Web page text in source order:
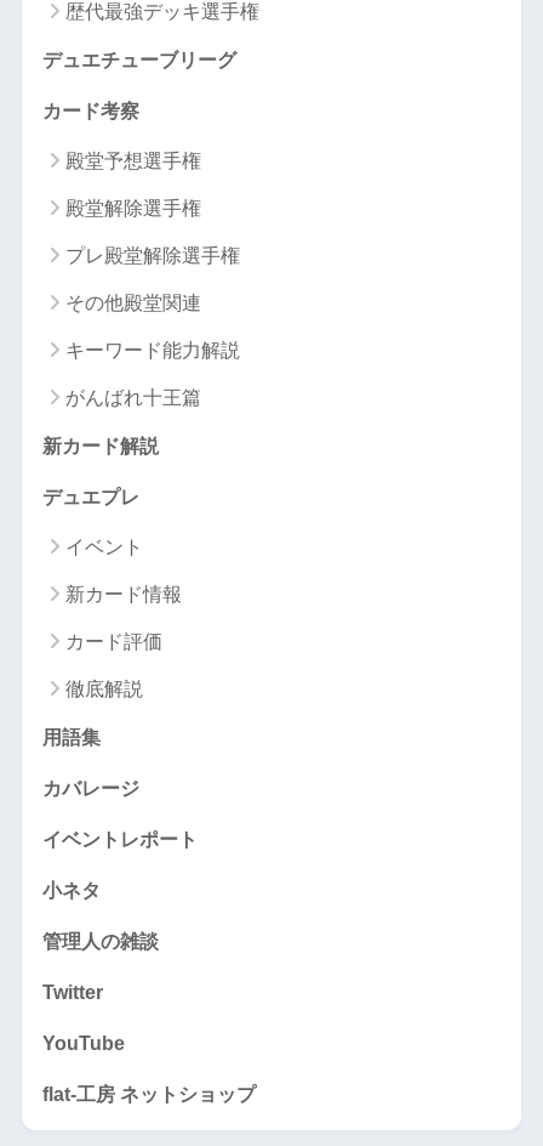
歴代最強デッキ選手権
デュエチューブリーグ
カード考察
殿堂予想選手権
殿堂解除選手権
プレ殿堂解除選手権
その他殿堂関連
キーワード能力解説
がんばれ十王篇
新カード解説
デュエプレ
イベント
新カード情報
カード評価
徹底解説
用語集
カバレージ
イベントレポート
小ネタ
管理人の雑談
Twitter
YouTube
flat-工房 ネットショップ